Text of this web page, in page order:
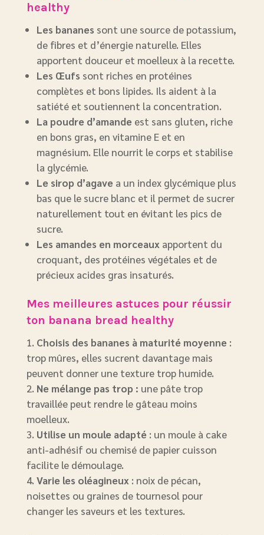
healthy
Les bananes sont une source de potassium,
de fibres et d’énergie naturelle. Elles
apportent douceur et moelleux à la recette.
Les Œufs sont riches en protéines
complètes et bons lipides. Ils aident à la
satiété et soutiennent la concentration.
La poudre d’amande est sans gluten, riche
en bons gras, en vitamine E et en
magnésium. Elle nourrit le corps et stabilise
la glycémie.
Le sirop d’agave a un index glycémique plus
bas que le sucre blanc et il permet de sucrer
naturellement tout en évitant les pics de
sucre.
Les amandes en morceaux apportent du
croquant, des protéines végétales et de
précieux acides gras insaturés.
Mes meilleures astuces pour réussir
ton banana bread healthy
Choisis des bananes à maturité moyenne :
trop mûres, elles sucrent davantage mais
peuvent donner une texture trop humide.
Ne mélange pas trop : une pâte trop
travaillée peut rendre le gâteau moins
moelleux.
Utilise un moule adapté : un moule à cake
anti-adhésif ou chemisé de papier cuisson
facilite le démoulage.
Varie les oléagineux : noix de pécan,
noisettes ou graines de tournesol pour
changer les saveurs et les textures.